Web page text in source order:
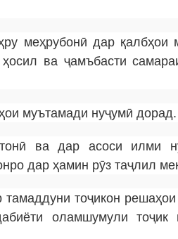
меҳрубонӣ дар қалбҳои
ва ҷамъбасти
муътамади нуҷумӣ дорад.
ва дар асоси илми
дар ҳамин рӯз таҷлил
тоҷикон
оламшумули тоҷик